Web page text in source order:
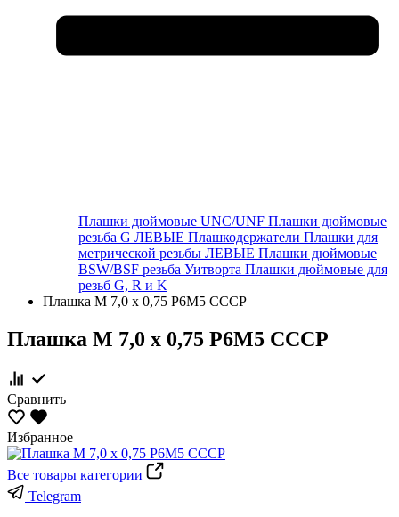
Плашки дюймовые UNC/UNF Плашки дюймовые
резьба G ЛЕВЫЕ Плашкодержатели Плашки для
метрической резьбы ЛЕВЫЕ Плашки дюймовые
BSW/BSF резьба Уитворта Плашки дюймовые для
резьб G, R и K
Плашка М 7,0 х 0,75 Р6М5 СССР
Плашка М 7,0 х 0,75 Р6М5 СССР
Сравнить
Избранное
Все товары категории
Telegram